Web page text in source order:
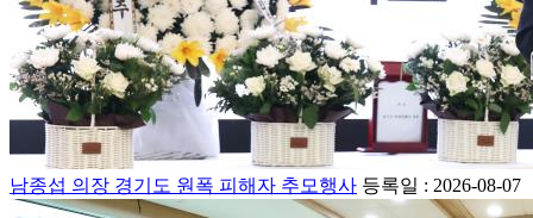
남종섭 의장 경기도 원폭 피해자 추모행사 등록일 : 2026-08-07